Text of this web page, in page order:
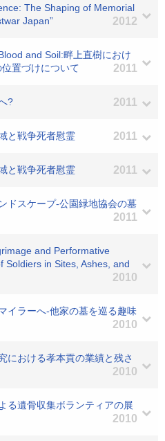
The Shaping of Memorial
Japan”
2012
and Soil:畔上直樹におけ
置づけについて
2011
? 2011
と戦争死者慰霊 2011
と戦争死者慰霊 2011
ドスケープ-公園緑地協会の墓
2011
and Performative
Soldiers in Sites, Ashes, and
2010
イラーへ-他家の墓を巡る趣味
2010
における孝本貢の業績と残さ
2010
る遺骨収集ボランティアの展
2010